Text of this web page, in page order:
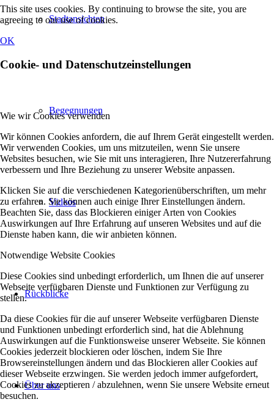
Stadtansichten
Begegnungen
Videos
Rückblicke
Über uns
This site uses cookies. By continuing to browse the site, you are
agreeing to our use of cookies.
OK
Cookie- und Datenschutzeinstellungen
Wie wir Cookies verwenden
Wir können Cookies anfordern, die auf Ihrem Gerät eingestellt werden.
Wir verwenden Cookies, um uns mitzuteilen, wenn Sie unsere
Websites besuchen, wie Sie mit uns interagieren, Ihre Nutzererfahrung
verbessern und Ihre Beziehung zu unserer Website anpassen.
Klicken Sie auf die verschiedenen Kategorienüberschriften, um mehr
zu erfahren. Sie können auch einige Ihrer Einstellungen ändern.
Beachten Sie, dass das Blockieren einiger Arten von Cookies
Auswirkungen auf Ihre Erfahrung auf unseren Websites und auf die
Dienste haben kann, die wir anbieten können.
Notwendige Website Cookies
Diese Cookies sind unbedingt erforderlich, um Ihnen die auf unserer
Webseite verfügbaren Dienste und Funktionen zur Verfügung zu
stellen.
Da diese Cookies für die auf unserer Webseite verfügbaren Dienste
und Funktionen unbedingt erforderlich sind, hat die Ablehnung
Auswirkungen auf die Funktionsweise unserer Webseite. Sie können
Cookies jederzeit blockieren oder löschen, indem Sie Ihre
Browsereinstellungen ändern und das Blockieren aller Cookies auf
dieser Webseite erzwingen. Sie werden jedoch immer aufgefordert,
Cookies zu akzeptieren / abzulehnen, wenn Sie unsere Website erneut
besuchen.